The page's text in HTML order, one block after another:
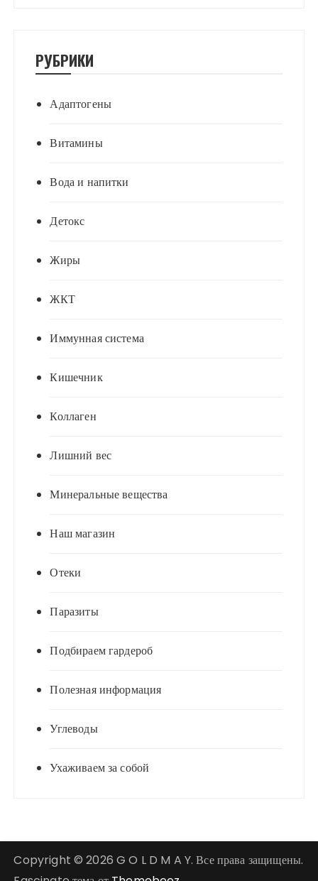
РУБРИКИ
Адаптогены
Витамины
Вода и напитки
Детокс
Жиры
ЖКТ
Иммунная система
Кишечник
Коллаген
Лишний вес
Минеральные вещества
Наш магазин
Отеки
Паразиты
Подбираем гардероб
Полезная информация
Углеводы
Ухаживаем за собой
Copyright © 2026 G O L D M A Y. Все права защищены.